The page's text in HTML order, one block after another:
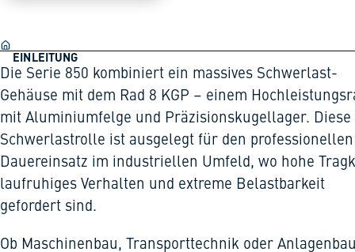
EINLEITUNG
Die Serie 850 kombiniert ein massives Schwerlast-
Gehäuse mit dem Rad 8 KGP – einem
mit Aluminiumfelge und Präzisionskugellager. Diese
Schwerlastrolle ist ausgelegt für den professionellen
Dauereinsatz im industriellen Umfeld, wo hohe
laufruhiges Verhalten und extreme Belastbarkeit
gefordert sind.
Ob Maschinenbau, Transporttechnik oder